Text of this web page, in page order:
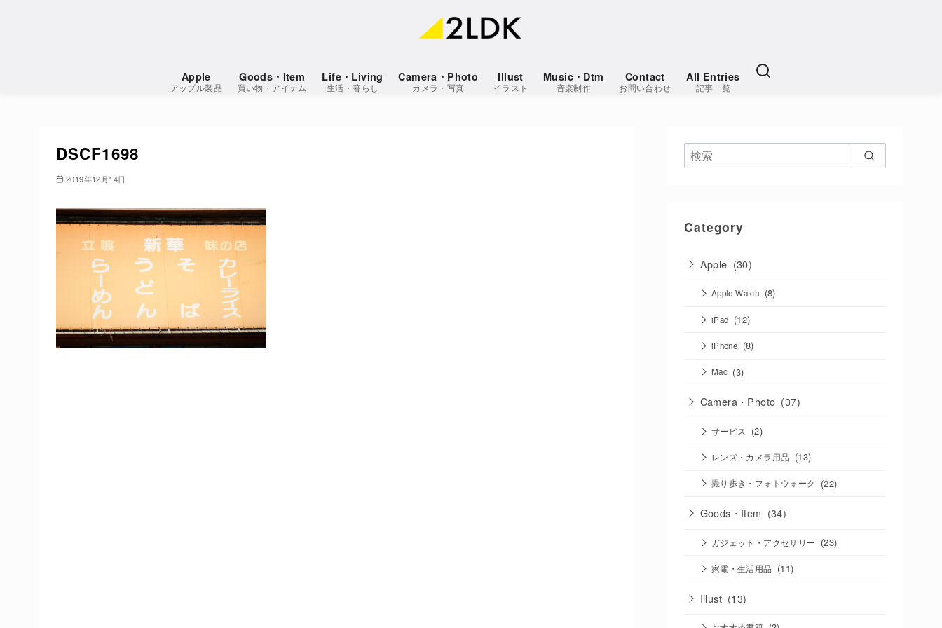
Apple
アップル製品
Goods・Item
買い物・アイテム
Life・Living
生活・暮らし
Camera・Photo
カメラ・写真
Illust
イラスト
Music・Dtm
音楽制作
Contact
お問い合わせ
All Entries
記事一覧
DSCF1698
2019年12月14日
Category
Apple (30)
Apple Watch (8)
iPad (12)
iPhone (8)
Mac (3)
Camera・Photo (37)
サービス (2)
レンズ・カメラ用品 (13)
撮り歩き・フォトウォーク (22)
Goods・Item (34)
ガジェット・アクセサリー (23)
家電・生活用品 (11)
Illust (13)